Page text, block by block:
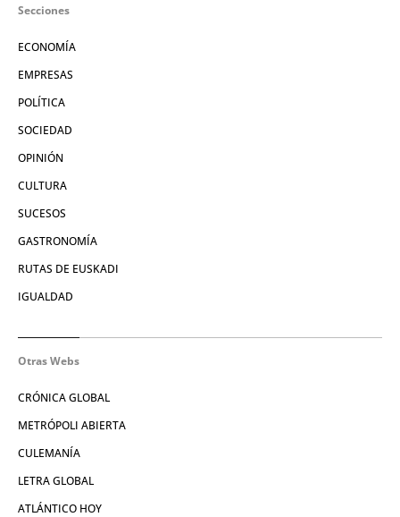
Secciones
ECONOMÍA
EMPRESAS
POLÍTICA
SOCIEDAD
OPINIÓN
CULTURA
SUCESOS
GASTRONOMÍA
RUTAS DE EUSKADI
IGUALDAD
Otras Webs
CRÓNICA GLOBAL
METRÓPOLI ABIERTA
CULEMANÍA
LETRA GLOBAL
ATLÁNTICO HOY